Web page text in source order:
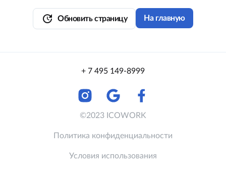
update Обновить страницу На главную
+ 7 495 149-8999
©2023 ICOWORK
Политика конфиденциальности
Условия использования